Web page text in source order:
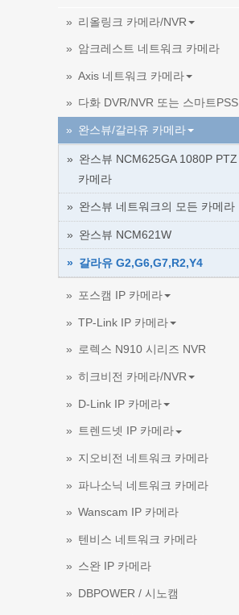
리올링크 카메라/NVR
암크레스트 네트워크 카메라
Axis 네트워크 카메라
다화 DVR/NVR 또는 스마트PSS
완스뷰/갈라유 카메라
완스뷰 NCM625GA 1080P PTZ
카메라
완스뷰 네트워크의 모든 카메라
완스뷰 NCM621W
갈라유 G2,G6,G7,R2,Y4
포스캠 IP 카메라
TP-Link IP 카메라
로렉스 N910 시리즈 NVR
히크비전 카메라/NVR
D-Link IP 카메라
트렌드넷 IP 카메라
지오비전 네트워크 카메라
파나소닉 네트워크 카메라
Wanscam IP 카메라
텐비스 네트워크 카메라
스완 IP 카메라
DBPOWER / 시노캠